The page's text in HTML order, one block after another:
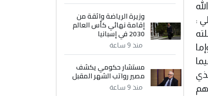
:
وزيرة الرياضة واثقة من
إقامة نهائي كأس العالم
2030 في إسبانيا
منذ 9 ساعة
مستشار حكومي يكشف
مصير رواتب الشهر المقبل
منذ 9 ساعة